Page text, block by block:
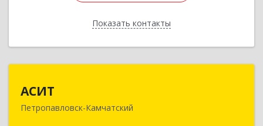
Показать контакты
Назад
АСИТ
Петропавловск-Камчатский
683031, Камчатский край, Петропавловск-